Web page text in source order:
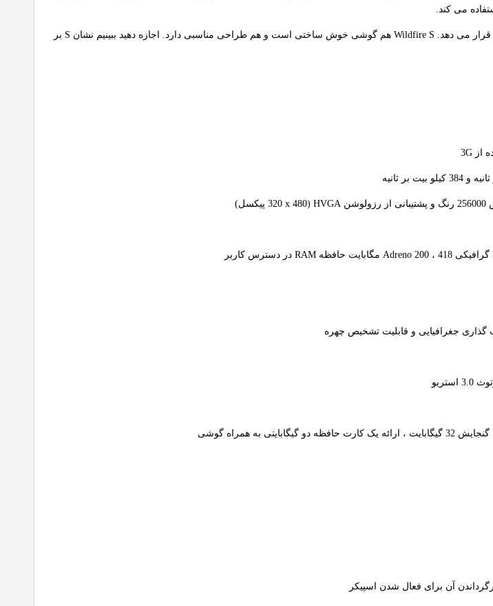
این موارد ، ارزش کافی برای ارتقای گوشی را در اختیار کاربران قرار می دهد. Wildfire S هم گوشی خوش ساختی است و هم طراحی مناسبی دارد. اجازه دهید ببینیم نشان S بر